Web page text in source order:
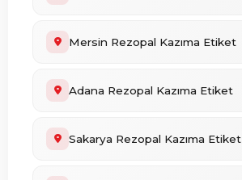
Mersin Rezopal Kazıma Etiket
Adana Rezopal Kazıma Etiket
Sakarya Rezopal Kazıma Etiket